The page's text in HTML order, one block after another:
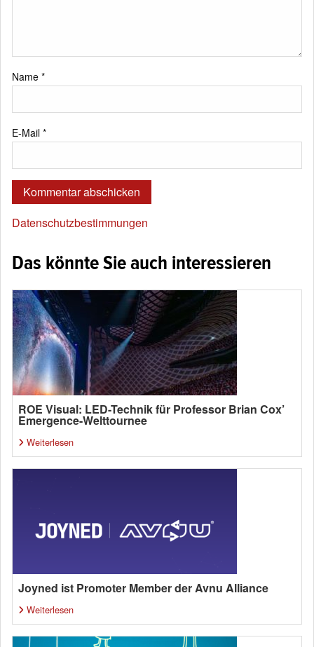
Name *
E-Mail *
Datenschutzbestimmungen
Das könnte Sie auch interessieren
ROE Visual: LED-Technik für Professor Brian Cox’
Emergence-Welttournee
Weiterlesen
Joyned ist Promoter Member der Avnu Alliance
Weiterlesen